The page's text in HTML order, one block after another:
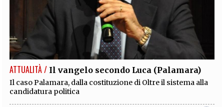
ATTUALITÀ / Il vangelo secondo Luca (Palamara)
Il caso Palamara, dalla costituzione di Oltre il sistema alla
candidatura politica